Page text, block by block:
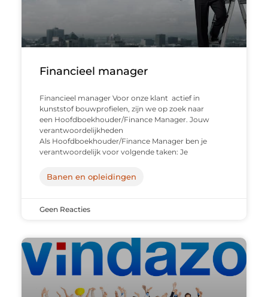
Financieel manager
Financieel manager Voor onze klant actief in
kunststof bouwprofielen, zijn we op zoek naar
een Hoofdboekhouder/Finance Manager. Jouw
verantwoordelijkheden
Als Hoofdboekhouder/Finance Manager ben je
verantwoordelijk voor volgende taken: Je
Banen en opleidingen
Geen Reacties